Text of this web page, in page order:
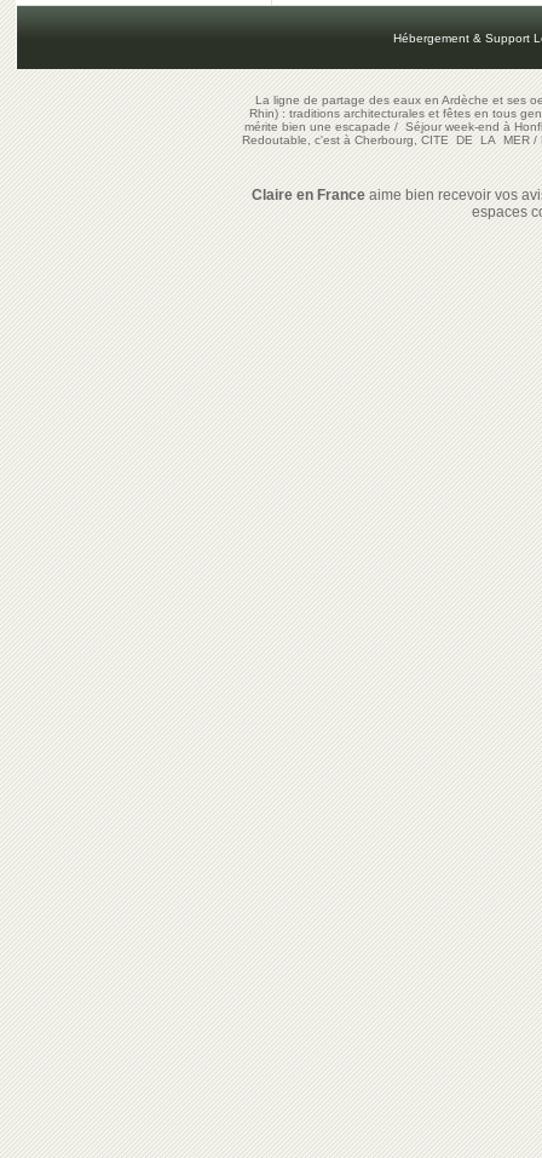
Hébergement & Support
La ligne de partage des eaux en Ardèche et ses
Rhin) : traditions architecturales et fêtes en tous
mérite bien une escapade/Séjour week-end à
Redoutable, c'est à Cherbourg, CITE DE LA MER/
Claire en Franceaime bien recevoir vos
espaces